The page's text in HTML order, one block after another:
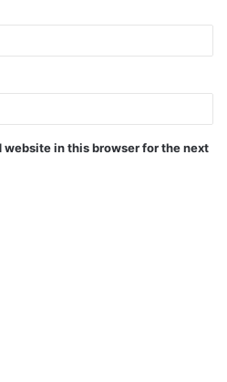
website in this browser for the next